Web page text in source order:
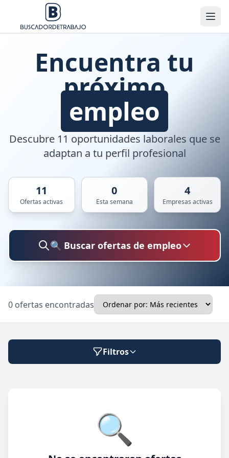
Encuentra tu
próximo
empleo
Descubre 11 oportunidades laborales que se
adaptan a tu perfil profesional
11
Ofertas activas
0
Esta semana
4
Empresas activas
🔍 Buscar ofertas de empleo
Ubicación
🔍 Buscar
0 ofertas encontradas
Filtros
Modalidad de trabajo🔍